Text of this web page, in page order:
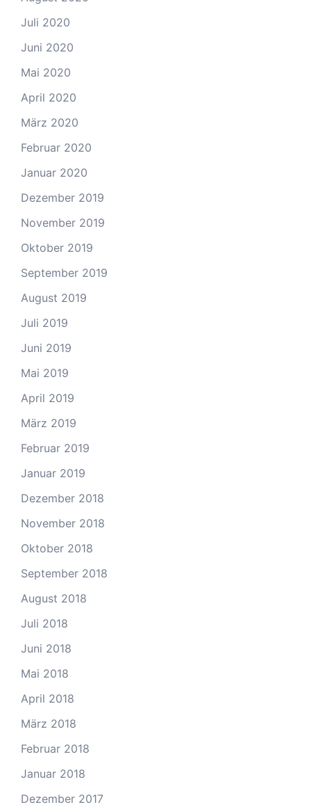
Juli 2020
Juni 2020
Mai 2020
April 2020
März 2020
Februar 2020
Januar 2020
Dezember 2019
November 2019
Oktober 2019
September 2019
August 2019
Juli 2019
Juni 2019
Mai 2019
April 2019
März 2019
Februar 2019
Januar 2019
Dezember 2018
November 2018
Oktober 2018
September 2018
August 2018
Juli 2018
Juni 2018
Mai 2018
April 2018
März 2018
Februar 2018
Januar 2018
Dezember 2017